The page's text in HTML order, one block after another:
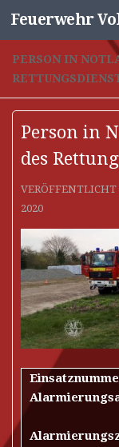
Unter dem
Feuerwehr
PERSON IN
Person in
des
VERÖFFENTLICHT
2020